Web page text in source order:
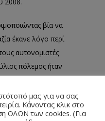
βία να
έκανε λόγο περί
αυτονομιστές
πόλεμος ήταν
των
πόλεις,
ναυτικά
μας για να σας
Κάνοντας κλικ στο
ΟΛΩΝ των cookies. (Για